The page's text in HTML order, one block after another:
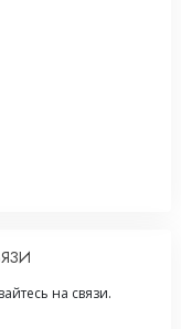
на связи.